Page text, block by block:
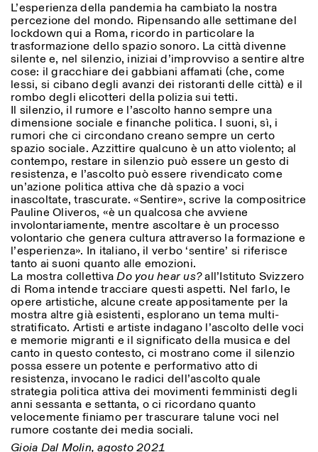
ISTITUTO SVIZZERO
MILANO
Sede di Milano
Via Vecchio Politecnico 3
20121 Milano
+39 02 76 01 61 18
milano@istitutosvizzero.it
ORARI MOSTRE:
I’ll miss you when I scroll
away:
Lunedì/Venerdì: 11:00-
17:00
Giovedì: 11:00-20:00
Sabato: 14:00-18:00
Domenica chiuso
L’esperienza della pandemia ha cambiato la nostra
percezione del mondo. Ripensando alle settimane del
lockdown qui a Roma, ricordo in particolare la
trasformazione dello spazio sonoro. La città divenne
silente e, nel silenzio, iniziai d’improvviso a sentire altre
cose: il gracchiare dei gabbiani affamati (che, come
lessi, si cibano degli avanzi dei ristoranti delle città) e il
rombo degli elicotteri della polizia sui tetti.
Il silenzio, il rumore e l’ascolto hanno sempre una
dimensione sociale e finanche politica. I suoni, sì, i
rumori che ci circondano creano sempre un certo
spazio sociale. Azzittire qualcuno è un atto violento; al
contempo, restare in silenzio può essere un gesto di
resistenza, e l’ascolto può essere rivendicato come
un’azione politica attiva che dà spazio a voci
inascoltate, trascurate. «Sentire», scrive la compositrice
Pauline Oliveros, «è un qualcosa che avviene
involontariamente, mentre ascoltare è un processo
volontario che genera cultura attraverso la formazione e
l’esperienza». In italiano, il verbo ‘sentire’ si riferisce
tanto ai suoni quanto alle emozioni.
La mostra collettivaDo you hear us?all’Istituto Svizzero
di Roma intende tracciare questi aspetti. Nel farlo, le
opere artistiche, alcune create appositamente per la
mostra altre già esistenti, esplorano un tema multi-
stratificato. Artisti e artiste indagano l’ascolto delle voci
e memorie migranti e il significato della musica e del
canto in questo contesto, ci mostrano come il silenzio
possa essere un potente e performativo atto di
resistenza, invocano le radici dell’ascolto quale
strategia politica attiva dei movimenti femministi degli
anni sessanta e settanta, o ci ricordano quanto
velocemente finiamo per trascurare talune voci nel
rumore costante dei media sociali.
Gioia Dal Molin, agosto 2021